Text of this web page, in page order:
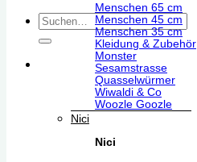
Suchen
nach:
Menschen 65 cm
Menschen 45 cm
Menschen 35 cm
Kleidung & Zubehör
Monster
Sesamstrasse
Quasselwürmer
Wiwaldi & Co
Woozle Goozle
Nici
Nici